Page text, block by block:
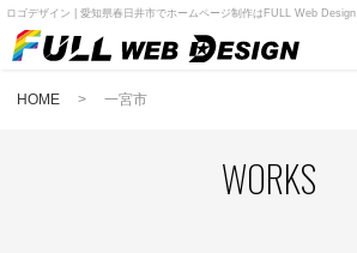
ロゴデザイン | 愛知県春日井市でホームページ制作はFULL Web Design
HOME > 一宮市
WORKS